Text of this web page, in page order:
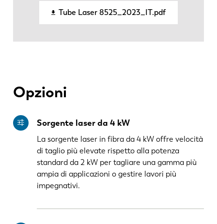
Tube Laser 8525_2023_IT.pdf
Opzioni
Sorgente laser da 4 kW
La sorgente laser in fibra da 4 kW offre velocità
di taglio più elevate rispetto alla potenza
standard da 2 kW per tagliare una gamma più
ampia di applicazioni o gestire lavori più
impegnativi.